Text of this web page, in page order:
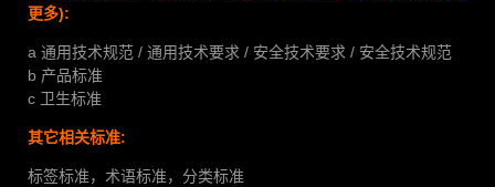
更多):
a 通用技术规范 / 通用技术要求 / 安全技术要求 / 安全技术规范
b 产品标准
c 卫生标准
其它相关标准:
标签标准，术语标准，分类标准